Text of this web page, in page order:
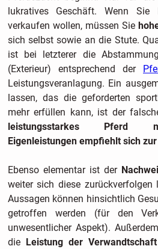
lukratives Geschäft. Wenn Sie
verkaufen wollen, müssen Sie
sich selbst sowie an die Stute.
ist bei letzterer die
(Exterieur) entsprechend der
Leistungsveranlagung. Ein
lassen, das die geforderten
mehr erfüllen kann, ist der
leistungsstarkes Pferd
Eigenleistungen empfiehlt sich
Ebenso elementar ist der
weiter sich diese zurückverfolgen
Aussagen können hinsichtlich
getroffen werden (für den
unwesentlicher Aspekt).
die
Leistung der